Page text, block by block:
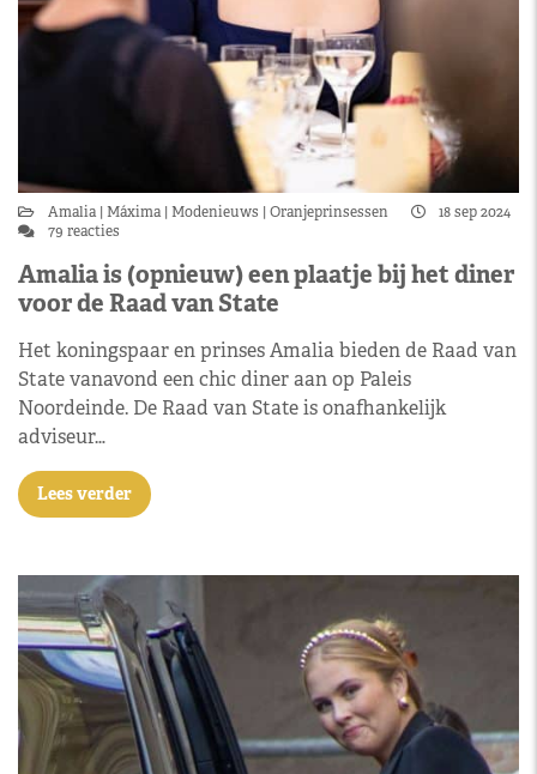
Amalia Máxima Modenieuws Oranjeprinsessen
18 sep 2024
79 reacties
Amalia is (opnieuw) een plaatje bij het diner
voor de Raad van State
Het koningspaar en prinses Amalia bieden de Raad van
State vanavond een chic diner aan op Paleis
Noordeinde. De Raad van State is onafhankelijk
adviseur…
Lees verder